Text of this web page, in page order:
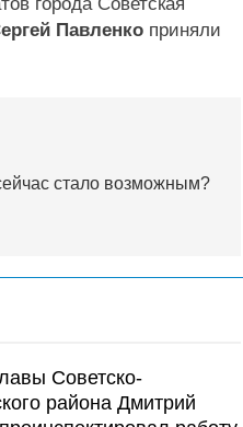
Павленко приняли
стало возможным?
Советско-
района Дмитрий